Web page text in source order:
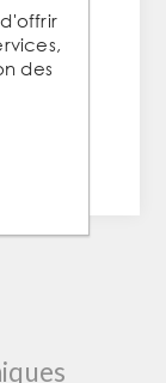
des